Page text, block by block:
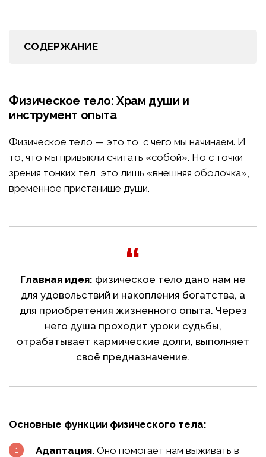
СОДЕРЖАНИЕ
Физическое тело: Храм души и
инструмент опыта
Физическое тело — это то, с чего мы начинаем. И
то, что мы привыкли считать «собой». Но с точки
зрения тонких тел, это лишь «внешняя оболочка»,
временное пристанище души.
Главная идея: физическое тело дано нам не
для удовольствий и накопления богатства, а
для приобретения жизненного опыта. Через
него душа проходит уроки судьбы,
отрабатывает кармические долги, выполняет
своё предназначение.
Основные функции физического тела:
Адаптация. Оно помогает нам выживать в